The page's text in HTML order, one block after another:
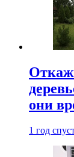
они
1 год